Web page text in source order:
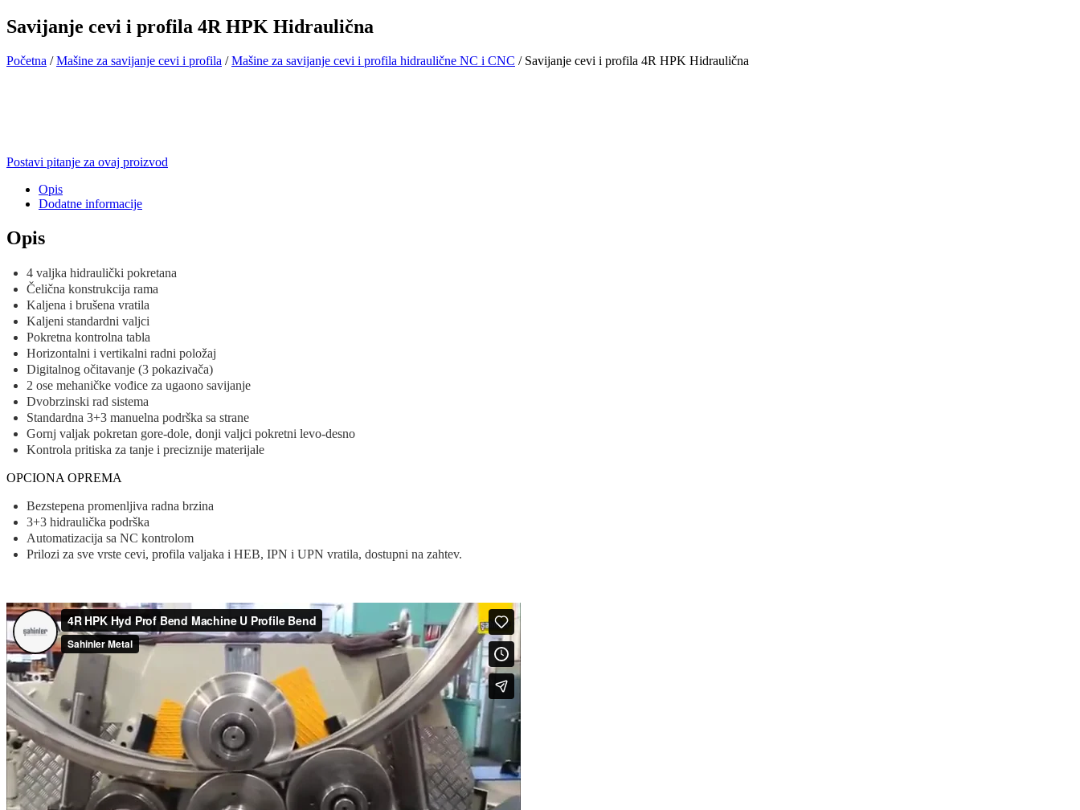
Savijanje cevi i profila 4R HPK Hidraulična
Početna /Mašine za savijanje cevi i profila /Mašine za savijanje cevi i profila hidraulične NC i CNC / Savijanje cevi i profila 4R HPK Hidraulična
Postavi pitanje za ovaj proizvod
Opis
Dodatne informacije
Opis
4 valjka hidraulički pokretana
Čelična konstrukcija rama
Kaljena i brušena vratila
Kaljeni standardni valjci
Pokretna kontrolna tabla
Horizontalni i vertikalni radni položaj
Digitalnog očitavanje (3 pokazivača)
2 ose mehaničke vođice za ugaono savijanje
Dvobrzinski rad sistema
Standardna 3+3 manuelna podrška sa strane
Gornj valjak pokretan gore-dole, donji valjci pokretni levo-desno
Kontrola pritiska za tanje i preciznije materijale
OPCIONA OPREMA
Bezstepena promenljiva radna brzina
3+3 hidraulička podrška
Automatizacija sa NC kontrolom
Prilozi za sve vrste cevi, profila valjaka i HEB, IPN i UPN vratila, dostupni na zahtev.